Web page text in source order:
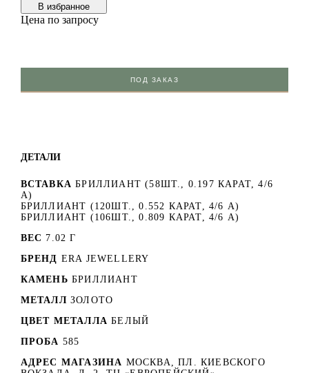
В избранноe
Цена по запросу
ПОД ЗАКАЗ
ДЕТАЛИ
ВСТАВКА БРИЛЛИАНТ (58ШТ., 0.197 КАРАТ, 4/6
А)
БРИЛЛИАНТ (120ШТ., 0.552 КАРАТ, 4/6 А)
БРИЛЛИАНТ (106ШТ., 0.809 КАРАТ, 4/6 А)
ВЕС 7.02 Г
БРЕНД ERA JEWELLERY
КАМЕНЬ БРИЛЛИАНТ
МЕТАЛЛ ЗОЛОТО
ЦВЕТ МЕТАЛЛА БЕЛЫЙ
ПРОБА 585
АДРЕС МАГАЗИНА МОСКВА, ПЛ. КИЕВСКОГО